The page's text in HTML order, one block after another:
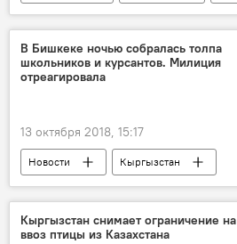
Бишкек
ресторан
кафе
стикер
В Бишкеке ночью собралась толпа
школьников и курсантов. Милиция
отреагировала
13 октября 2018, 15:17
Новости
Кыргызстан
Происшествия
Бишкек
несовершеннолетние
милиция
Кыргызстан снимает ограничение на
ввоз птицы из Казахстана